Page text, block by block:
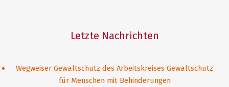
Letzte Nachrichten
Wegweiser Gewaltschutz des Arbeitskreises Gewaltschutz
für Menschen mit Behinderungen